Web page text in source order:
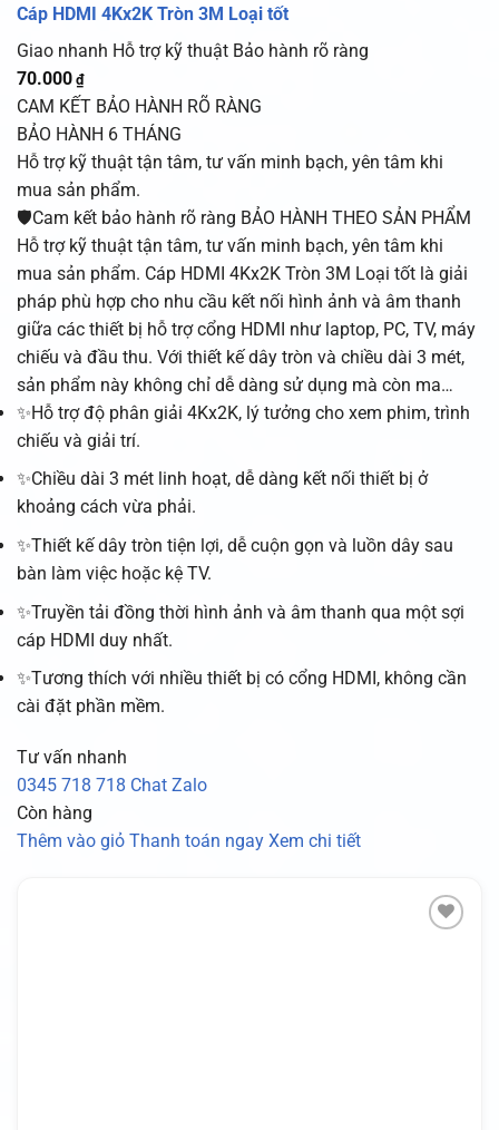
Cáp HDMI 4Kx2K Tròn 3M Loại tốt
Giao nhanh Hỗ trợ kỹ thuật Bảo hành rõ ràng
70.000 ₫
CAM KẾT BẢO HÀNH RÕ RÀNG
BẢO HÀNH 6 THÁNG
Hỗ trợ kỹ thuật tận tâm, tư vấn minh bạch, yên tâm khi
mua sản phẩm.
🛡️Cam kết bảo hành rõ ràng BẢO HÀNH THEO SẢN PHẨM
Hỗ trợ kỹ thuật tận tâm, tư vấn minh bạch, yên tâm khi
mua sản phẩm. Cáp HDMI 4Kx2K Tròn 3M Loại tốt là giải
pháp phù hợp cho nhu cầu kết nối hình ảnh và âm thanh
giữa các thiết bị hỗ trợ cổng HDMI như laptop, PC, TV, máy
chiếu và đầu thu. Với thiết kế dây tròn và chiều dài 3 mét,
sản phẩm này không chỉ dễ dàng sử dụng mà còn ma…
✨Hỗ trợ độ phân giải 4Kx2K, lý tưởng cho xem phim, trình
chiếu và giải trí.
✨Chiều dài 3 mét linh hoạt, dễ dàng kết nối thiết bị ở
khoảng cách vừa phải.
✨Thiết kế dây tròn tiện lợi, dễ cuộn gọn và luồn dây sau
bàn làm việc hoặc kệ TV.
✨Truyền tải đồng thời hình ảnh và âm thanh qua một sợi
cáp HDMI duy nhất.
✨Tương thích với nhiều thiết bị có cổng HDMI, không cần
cài đặt phần mềm.
Tư vấn nhanh
0345 718 718 Chat Zalo
Còn hàng
Thêm vào giỏ Thanh toán ngay Xem chi tiết